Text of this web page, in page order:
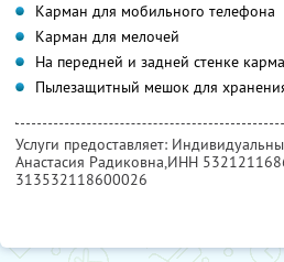
Карман для мобильного телефона
Карман для мелочей
На передней и задней стенке
Пылезащитный мешок для
Услуги предоставляет:
Анастасия Радиковна,ИНН
313532118600026